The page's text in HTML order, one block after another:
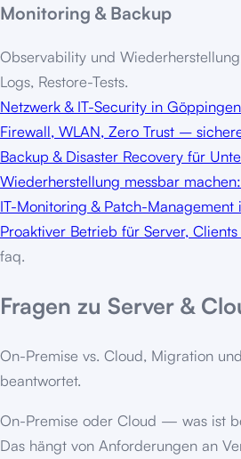
Monitoring & Backup
Observability und
Logs, Restore-Tests.
Netzwerk & IT-Security in Göppingen
Firewall, WLAN, Zero Trust –
Backup & Disaster Recovery für
Wiederherstellung messbar
IT-Monitoring & Patch-Management
Proaktiver Betrieb für Server,
faq.
Fragen zu Server &
On-Premise vs. Cloud, Migration
beantwortet.
On-Premise oder Cloud — was ist
Das hängt von Anforderungen an